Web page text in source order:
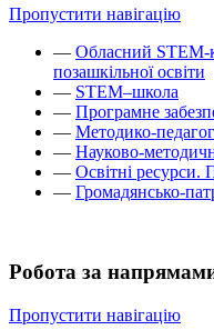
Пропустити навігацію
— Обласний STEM-
позашкільної освіти
— STEM–школа
— Програмне
— Методико-
— Науково-
— Освітні ресурси.
— Громадянсько-
Робота за
Пропустити навігацію